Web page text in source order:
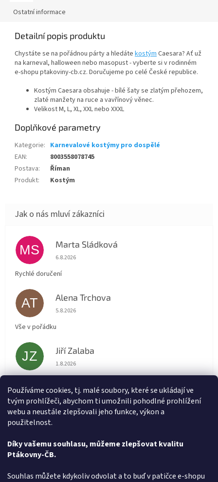
Používáme cookies, tj. malé soubory, které se ukládají ve
tvým prohlížeči, abychom ti umožnili pohodlné prohlížení
webu a neustále zlepšovali jeho funkce, výkon a
použitelnost.
Díky vašemu souhlasu, můžeme zlepšovat kvalitu
Ptákovny-ČB.
Souhlas můžete kdykoliv odvolat a to buď v patičce e-shopu
Ostatní informace
Detailní popis produktu
Chystáte se na pořádnou párty a hledáte kostýmCaesara? Ať už
na karneval, halloween nebo masopust - vyberte si v rodinném
e-shopu ptakoviny-cb.cz. Doručujeme po celé České republice.
Kostým Caesara obsahuje - bílé šaty se zlatým přehozem,
zlaté manžety na ruce a vavřínový věnec.
Velikost M, L, XL, XXL nebo XXXL
Doplňkové parametry
Kategorie: Karnevalové kostýmy pro dospělé
EAN:
8003558078745
Postava:
Říman
Produkt: Kostým
MS Marta Sládková
Hodnocení obchodu je 5 z 5 hvězdiček.
6.8.2026
Rychlé doručení
AT Alena Trchova
Hodnocení obchodu je 5 z 5 hvězdiček.
5.8.2026
Vše v pořádku
JZ Jiří Zalaba
Hodnocení obchodu je 5 z 5 hvězdiček.
1.8.2026
L Lída
Hodnocení obchodu je 5 z 5 hvězdiček.
31.7.2026